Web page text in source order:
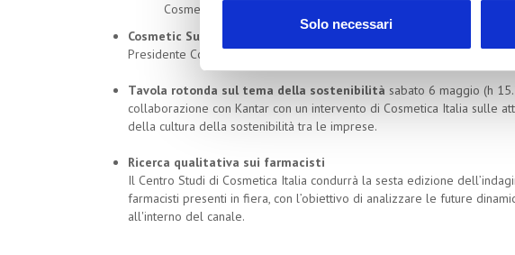
Solo necessari
Cosmetica Italia
Cosmetic Summit
sabato 6 maggio (h 14.30/17.30) presso lo
Presidente Corvi e del Centro Studi di Cosmetica Italia.
Tavola rotonda sul tema della sostenibilità sabato 6 maggio (h
collaborazione con Kantar con un intervento di Cosmetica Italia sulle
della cultura della sostenibilità tra le imprese.
Ricerca qualitativa sui farmacisti
Il Centro Studi di Cosmetica Italia condurrà la sesta edizione
farmacisti presenti in fiera, con l’obiettivo di analizzare le future
all'interno del canale.